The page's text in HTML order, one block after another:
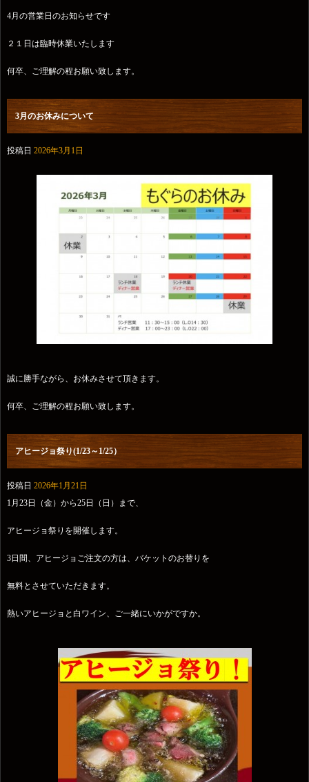
4月の営業日のお知らせです
２１日は臨時休業いたします
何卒、ご理解の程お願い致します。
3月のお休みについて
投稿日 2026年3月1日
誠に勝手ながら、お休みさせて頂きます。
何卒、ご理解の程お願い致します。
アヒージョ祭り(1/23～1/25）
投稿日 2026年1月21日
1月23日（金）から25日（日）まで、
アヒージョ祭りを開催します。
3日間、アヒージョご注文の方は、バケットのお替りを
無料とさせていただきます。
熱いアヒージョと白ワイン、ご一緒にいかがですか。